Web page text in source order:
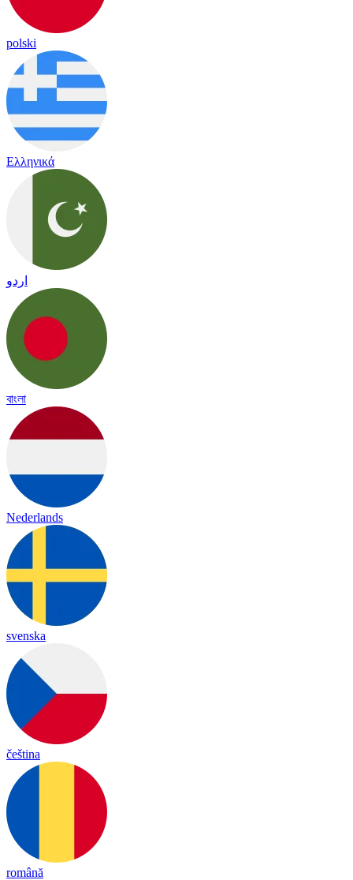
polski
Ελληνικά
اردو
বাংলা
Nederlands
svenska
čeština
română